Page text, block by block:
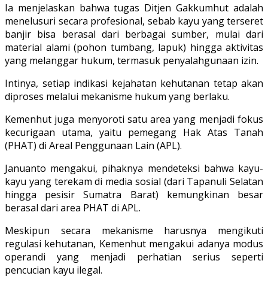
Ia menjelaskan bahwa tugas Ditjen Gakkumhut adalah
menelusuri secara profesional, sebab kayu yang terseret
banjir bisa berasal dari berbagai sumber, mulai dari
material alami (pohon tumbang, lapuk) hingga aktivitas
yang melanggar hukum, termasuk penyalahgunaan izin.
Intinya, setiap indikasi kejahatan kehutanan tetap akan
diproses melalui mekanisme hukum yang berlaku.
Kemenhut juga menyoroti satu area yang menjadi fokus
kecurigaan utama, yaitu pemegang Hak Atas Tanah
(PHAT) di Areal Penggunaan Lain (APL).
Januanto mengakui, pihaknya mendeteksi bahwa kayu-
kayu yang terekam di media sosial (dari Tapanuli Selatan
hingga pesisir Sumatra Barat) kemungkinan besar
berasal dari area PHAT di APL.
Meskipun secara mekanisme harusnya mengikuti
regulasi kehutanan, Kemenhut mengakui adanya modus
operandi yang menjadi perhatian serius seperti
pencucian kayu ilegal.